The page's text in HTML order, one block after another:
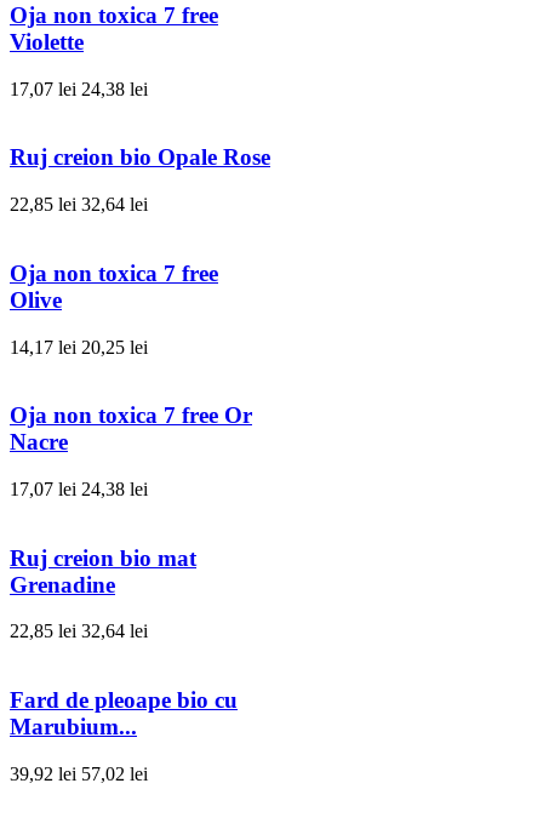
Oja non toxica 7 free
Violette
17,07 lei 24,38 lei
Ruj creion bio Opale Rose
22,85 lei 32,64 lei
Oja non toxica 7 free
Olive
14,17 lei 20,25 lei
Oja non toxica 7 free Or
Nacre
17,07 lei 24,38 lei
Ruj creion bio mat
Grenadine
22,85 lei 32,64 lei
Fard de pleoape bio cu
Marubium...
39,92 lei 57,02 lei